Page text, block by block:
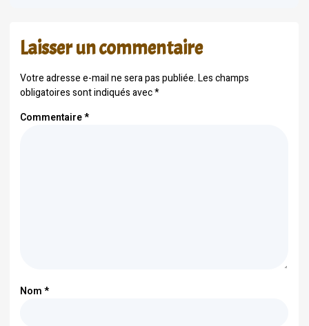
Laisser un commentaire
Votre adresse e-mail ne sera pas publiée.Les champs
obligatoires sont indiqués avec*
Commentaire*
Nom*